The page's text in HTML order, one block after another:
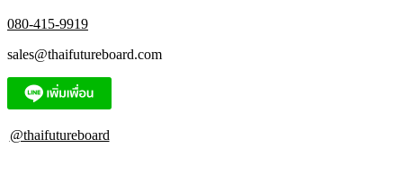
080-415-9919
sales@thaifutureboard.com
@thaifutureboard